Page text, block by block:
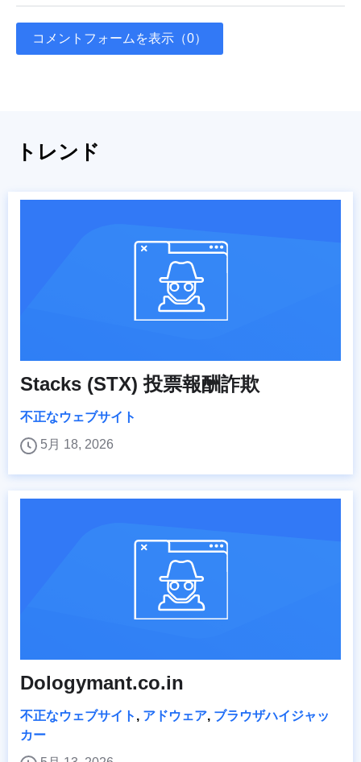
コメントフォームを表示（0）
トレンド
Stacks (STX) 投票報酬詐欺
不正なウェブサイト
5月 18, 2026
Dologymant.co.in
不正なウェブサイト , アドウェア, ブラウザハイジャッ
カー